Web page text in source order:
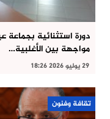
مواجهة بين الأغلبية…
29 يوليو 2026 18:26
تقافة وفنون